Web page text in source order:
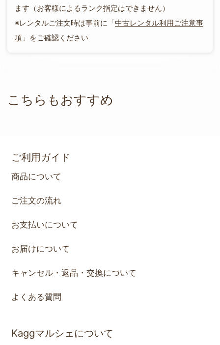
ます（お客様によるランク指定はできません）
※レンタルご注文時は事前に「中古レンタル利用ご注意事
項 」をご確認ください
こちらもおすすめ
ご利用ガイド
商品について
ご注文の流れ
お支払いについて
お届けについて
キャンセル・返品・交換について
よくある質問
Kaggマルシェについて